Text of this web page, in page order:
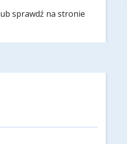
sprawdź na stronie